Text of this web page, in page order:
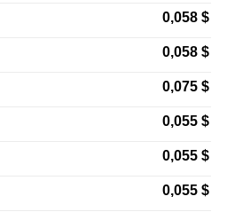
0,058 $
0,058 $
0,075 $
0,055 $
0,055 $
0,055 $